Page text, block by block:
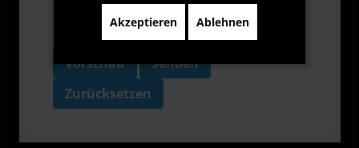
Vorschau
Senden
Zurücksetzen
Akzeptieren Ablehnen